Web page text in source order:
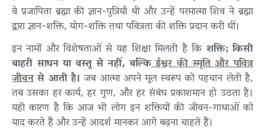
वे प्रजापिता ब्रह्मा की ज्ञान-पुत्रियाँ थी और उन्हें परमात्मा शिव ने ब्रह्मा
द्वारा ज्ञान-शक्ति, योग-शक्ति तथा पवित्रता की शक्ति प्रदान करी थीं।
इन नामों और विशेषताओं से यह शिक्षा मिलती है कि शक्ति; किसी
बाहरी साधन या वस्तु से नहीं, बल्किईश्वर की स्मृति और पवित्र
जीवनसे आती है। जब आत्मा अपने मूल स्वरूप को पहचान लेती है,
तब उसका हर कार्य, हर गुण, और हर संबंध प्रकाशमान हो उठता है।
यही कारण है कि आज भी लोग इन शक्तियों की जीवन-गाथाओं को
याद करते हैं और उन्हें आदर्श मानकर आगे बढ़ना चाहते हैं।